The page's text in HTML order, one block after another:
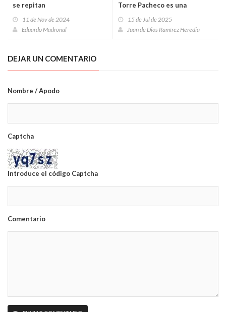
se repitan
11 de Nov de 2024
Eduardo Madroñal
Torre Pacheco es una
vergüenza
15 de Jul de 2025
Juan de Dios Ramírez Heredia
DEJAR UN COMENTARIO
Nombre / Apodo
Captcha
Introduce el código Captcha
Comentario